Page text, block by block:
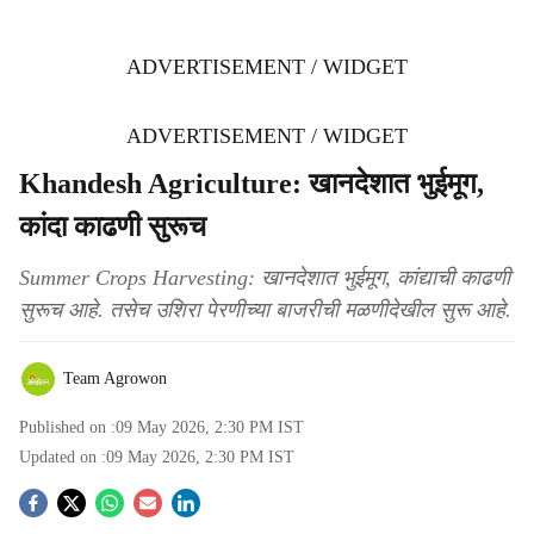
ADVERTISEMENT / WIDGET
ADVERTISEMENT / WIDGET
Khandesh Agriculture: खानदेशात भुईमूग,
कांदा काढणी सुरूच
Summer Crops Harvesting: खानदेशात भुईमूग, कांद्याची काढणी
सुरूच आहे. तसेच उशिरा पेरणीच्या बाजरीची मळणीदेखील सुरू आहे.
Team Agrowon
Published on :09 May 2026, 2:30 PM IST
Updated on :09 May 2026, 2:30 PM IST
S